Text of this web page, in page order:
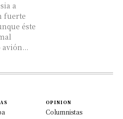
a
fuerte
éste
OPINION
Columnistas